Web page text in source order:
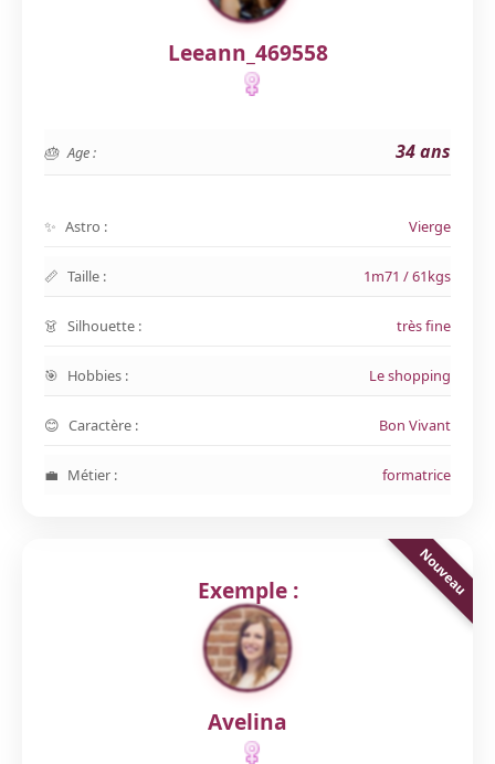
Leeann_469558
Age : 34 ans
Astro : Vierge
Taille : 1m71 / 61kgs
Silhouette : très fine
Hobbies : Le shopping
Caractère : Bon Vivant
Métier : formatrice
Exemple :
Avelina